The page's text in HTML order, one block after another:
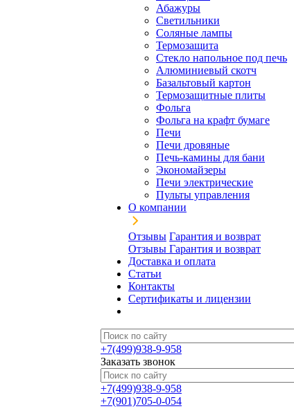
Абажуры
Светильники
Соляные лампы
Термозащита
Стекло напольное под печь
Алюминиевый скотч
Базальтовый картон
Термозащитные плиты
Фольга
Фольга на крафт бумаге
Печи
Печи дровяные
Печь-камины для бани
Экономайзеры
Печи электрические
Пульты управления
О компании
Отзывы Гарантия и возврат
Отзывы Гарантия и возврат
Доставка и оплата
Статьи
Контакты
Сертификаты и лицензии
+7(499)938-9-958
Заказать звонок
+7(499)938-9-958
+7(901)705-0-054